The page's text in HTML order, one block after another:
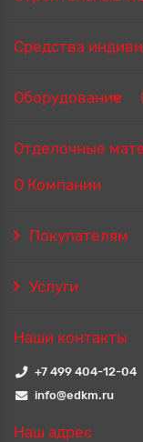
Средства
Оборудование
Отделочные
О Компании
Покупателям
Услуги
Наши контакты
+7 499 404-12-04
info@edkm.ru
Наш адрес